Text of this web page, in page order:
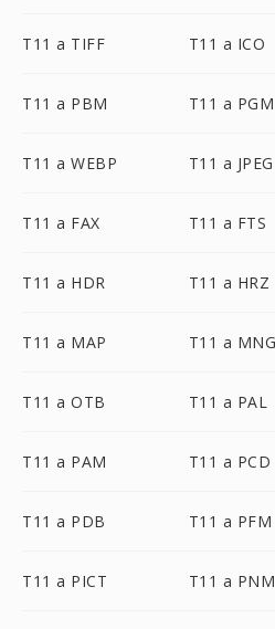
T11 a TIFF T11 a ICO
T11 a PBM T11 a PGM
T11 a WEBP T11 a JPEG
T11 a FAX T11 a FTS
T11 a HDR T11 a HRZ
T11 a MAP T11 a MNG
T11 a OTB T11 a PAL
T11 a PAM T11 a PCD
T11 a PDB T11 a PFM
T11 a PICT T11 a PNM